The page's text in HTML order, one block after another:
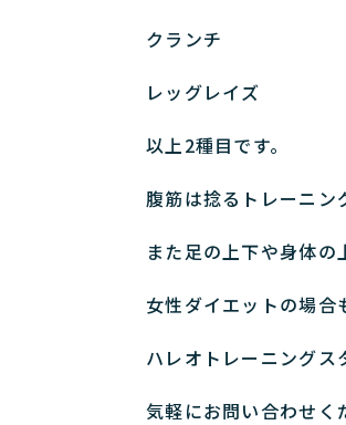
クランチ
レッグレイズ
以上2種目です。
腹筋は捻るトレーニン
また足の上下や身体の
女性ダイエットの場合
ハレオトレーニングス
気軽にお問い合わせく